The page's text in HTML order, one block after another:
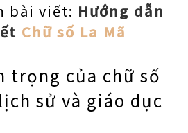
bài viết: Hướng dẫn
Chữ số La Mã
trọng của chữ số
sử và giáo dục